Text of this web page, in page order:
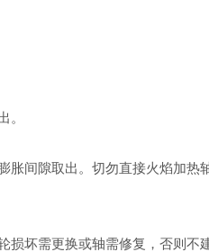
。
间隙取出。切勿直接火焰加热
坏需更换或轴需修复，否则不